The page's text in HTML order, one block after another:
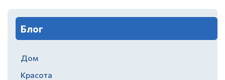
Блог
Дом
Красота